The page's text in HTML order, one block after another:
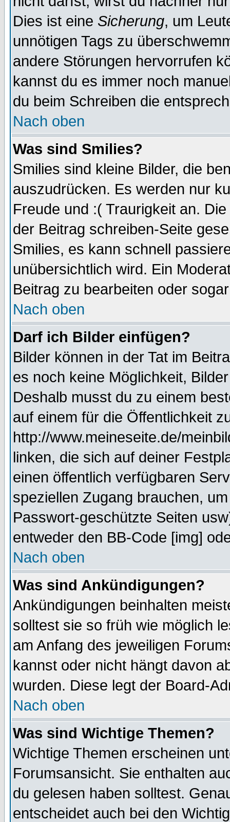
Dies ist eine Sicherung, um
unnötigen Tags zu
andere Störungen hervorrufen
kannst du es immer noch
du beim Schreiben die
Nach oben
Was sind Smilies?
Smilies sind kleine Bilder, die
auszudrücken. Es werden nur
Freude und :( Traurigkeit an.
der Beitrag schreiben-Seite
Smilies, es kann schnell
unübersichtlich wird. Ein
Beitrag zu bearbeiten oder
Nach oben
Darf ich Bilder einfügen?
Bilder können in der Tat im
es noch keine Möglichkeit,
Deshalb musst du zu einem
auf einem für die Öffentlichkeit
http://www.meineseite.de/
linken, die sich auf deiner
einen öffentlich verfügbaren
speziellen Zugang brauchen,
Passwort-geschützte Seiten
entweder den BB-Code [img]
Nach oben
Was sind Ankündigungen?
Ankündigungen beinhalten
solltest sie so früh wie möglich
am Anfang des jeweiligen
kannst oder nicht hängt davon
wurden. Diese legt der Board-
Nach oben
Was sind Wichtige Themen?
Wichtige Themen erscheinen
Forumsansicht. Sie enthalten
du gelesen haben solltest.
entscheidet auch bei den